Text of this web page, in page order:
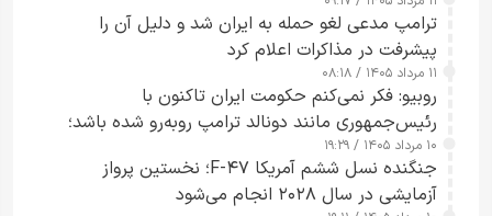
ترامپ مدعی لغو حمله به ایران شد و دلیل آن را
پیشرفت در مذاکرات اعلام کرد
۱۱ مرداد ۱۴۰۵ / ۰۸:۱۸
روبیو: فکر نمی‌کنم حکومت ایران تاکنون با
رئیس‌جمهوری مانند دونالد ترامپ روبه‌رو شده باشد؛
کسی که واقعاً دست به اقدام می‌زند
۱۰ مرداد ۱۴۰۵ / ۱۹:۲۹
جنگنده نسل ششم آمریکا F-۴۷؛ نخستین پرواز
آزمایشی در سال ۲۰۲۸ انجام می‌شود